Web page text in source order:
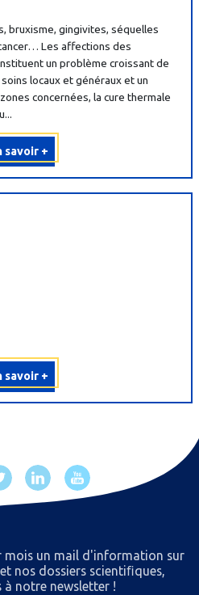
bruxisme, gingivites, séquelles
Les affections des
un problème croissant de
locaux et généraux et un
concernées, la cure thermale
savoir +
savoir +
mois un mail d'information sur
nos dossiers scientiﬁques,
à notre newsletter !